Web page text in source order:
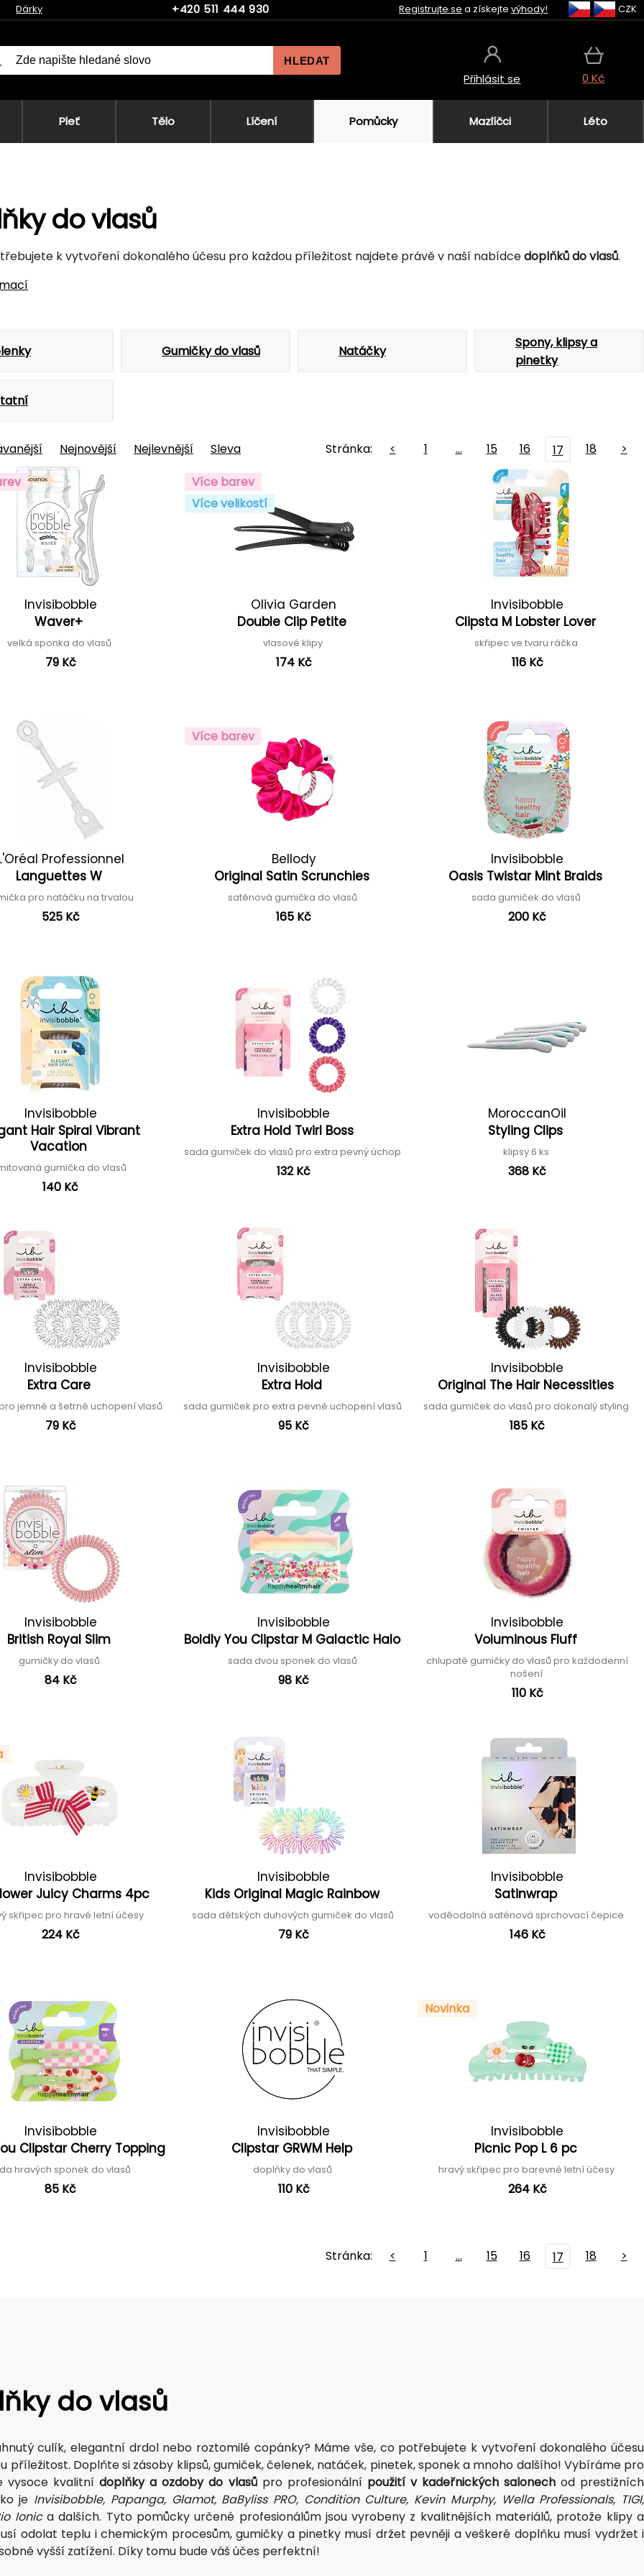
Dárky +420 511 444 930 Registrujte se a získejte výhody! CZK
HLEDAT
Přihlásit se 0 Kč
Pleť Tělo Líčení Pomůcky Mazlíčci Léto
do vlasů
k vytvoření dokonalého účesu pro každou příležitost najdete právě v naší nabídcedoplňků do vlasů.
Gumičky do vlasů Natáčky
Spony, klipsy a
pinetky
Nejnovější Nejlevnější Sleva Stránka: < 1 … 15 16 17 18
>
Invisibobble
Waver+
velká sponka do vlasů
79 Kč
Více barev
Více velikostí
Olivia Garden
Double Clip Petite
vlasové klipy
174 Kč
Invisibobble
Clipsta M Lobster Lover
skřipec ve tvaru ráčka
116 Kč
Professionnel
Languettes W
pro natáčku na trvalou
525 Kč
Více barev
Bellody
Original Satin Scrunchies
saténová gumička do vlasů
165 Kč
Invisibobble
Oasis Twistar Mint Braids
sada gumiček do vlasů
200 Kč
Invisibobble
Hair Spiral Vibrant
Vacation
gumička do vlasů
140 Kč
Invisibobble
Extra Hold Twirl Boss
sada gumiček do vlasů pro extra pevný úchop
132 Kč
MoroccanOil
Styling Clips
klipsy 6 ks
368 Kč
Invisibobble
Extra Care
jemné a šetrné uchopení vlasů
79 Kč
Invisibobble
Extra Hold
sada gumiček pro extra pevné uchopení vlasů
95 Kč
Invisibobble
Original The Hair Necessities
sada gumiček do vlasů pro dokonalý styling
185 Kč
Invisibobble
British Royal Slim
gumičky do vlasů
84 Kč
Invisibobble
Boldly You Clipstar M Galactic Halo
sada dvou sponek do vlasů
98 Kč
Invisibobble
Voluminous Fluff
chlupaté gumičky do vlasů pro každodenní
nošení
110 Kč
Invisibobble
Juicy Charms 4pc
skřipec pro hravé letní účesy
224 Kč
Invisibobble
Kids Original Magic Rainbow
sada dětských duhových gumiček do vlasů
79 Kč
Invisibobble
Satinwrap
voděodolná saténová sprchovací čepice
146 Kč
Invisibobble
Clipstar Cherry Topping
hravých sponek do vlasů
85 Kč
Invisibobble
Clipstar GRWM Help
doplňky do vlasů
110 Kč
Novinka
Invisibobble
Picnic Pop L 6 pc
hravý skřipec pro barevné letní účesy
264 Kč
Stránka: < 1 … 15 16 17 18 >
do vlasů
culík, elegantní drdol nebo roztomilé copánky? Máme vše, co potřebujete k vytvoření dokonalého účesu
příležitost. Doplňte si zásoby klipsů, gumiček, čelenek, natáček, pinetek, sponek a mnoho dalšího! Vybíráme pro
vysoce kvalitnídoplňky a ozdoby do vlasůpro profesionální použití v kadeřnických salonechod prestižních
je Invisibobble, Papanga, Glamot, BaByliss PRO, Condition Culture, Kevin Murphy, Wella Professionals, TIGI,
Ionica dalších. Tyto pomůcky určené profesionálům jsou vyrobeny z kvalitnějších materiálů, protože klipy a
odolat teplu i chemickým procesům, gumičky a pinetky musí držet pevněji a veškeré doplňku musí vydržet i
vyšší zatížení. Díky tomu bude váš účes perfektní!